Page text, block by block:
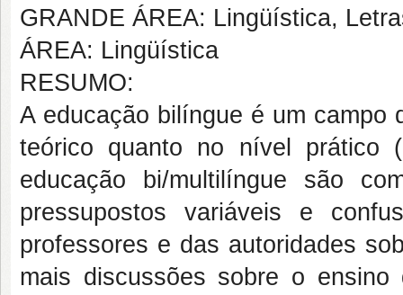
GRANDE ÁREA: Lingüística,
ÁREA: Lingüística
RESUMO:
A educação bilíngue é um campo
teórico quanto no nível prático
educação bi/multilíngue são
pressupostos variáveis e
professores e das autoridades
mais discussões sobre o